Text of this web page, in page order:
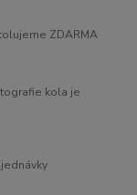
ZDARMA
kola je